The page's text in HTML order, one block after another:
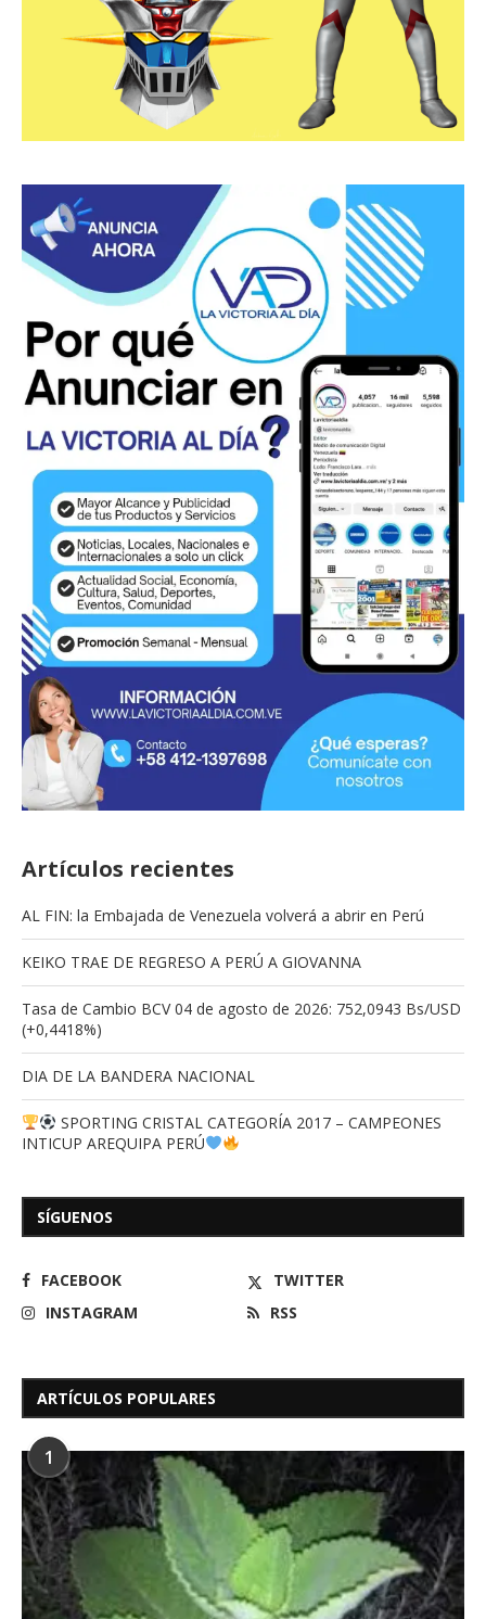
Artículos recientes
AL FIN: la Embajada de Venezuela volverá a abrir en Perú
KEIKO TRAE DE REGRESO A PERÚ A GIOVANNA
Tasa de Cambio BCV 04 de agosto de 2026: 752,0943 Bs/USD
(+0,4418%)
DIA DE LA BANDERA NACIONAL
SPORTING CRISTAL CATEGORÍA 2017 – CAMPEONES
INTICUP AREQUIPA PERÚ
SÍGUENOS
FACEBOOK
TWITTER
INSTAGRAM
RSS
ARTÍCULOS POPULARES
1